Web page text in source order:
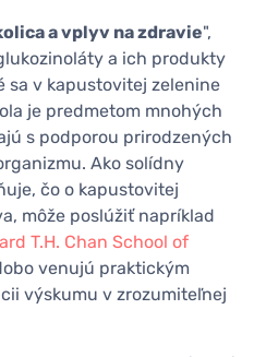
a vplyv na zdravie",
a ich produkty
sa v kapustovitej zelenine
je predmetom mnohých
s podporou prirodzených
Ako solídny
čo o kapustovitej
môže poslúžiť napríklad
T.H. Chan School of
venujú praktickým
výskumu v zrozumiteľnej